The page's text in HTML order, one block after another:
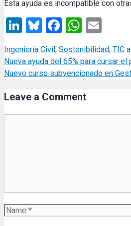
Esta ayuda es incompatible con
LinkedIn
Bluesky
Facebook
Categories
Ingeniería Civil, Sostenibilidad, TIC
Nueva ayuda del 65% para cursar
Nuevo curso subvencionado en
Leave a Comment
Name